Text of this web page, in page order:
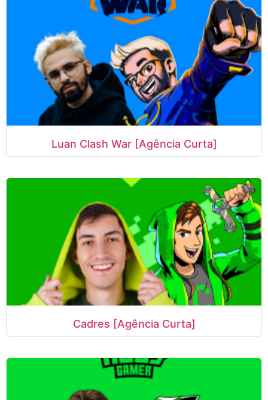
Luan Clash War [Agência Curta]
Cadres [Agência Curta]